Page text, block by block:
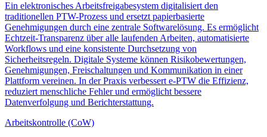
Ein elektronisches Arbeitsfreigabesystem digitalisiert den
traditionellen PTW-Prozess und ersetzt papierbasierte
Genehmigungen durch eine zentrale Softwarelösung. Es ermöglicht
Echtzeit-Transparenz über alle laufenden Arbeiten, automatisierte
Workflows und eine konsistente Durchsetzung von
Sicherheitsregeln. Digitale Systeme können Risikobewertungen,
Genehmigungen, Freischaltungen und Kommunikation in einer
Plattform vereinen. In der Praxis verbessert e-PTW die Effizienz,
reduziert menschliche Fehler und ermöglicht bessere
Datenverfolgung und Berichterstattung.
Arbeitskontrolle (CoW)